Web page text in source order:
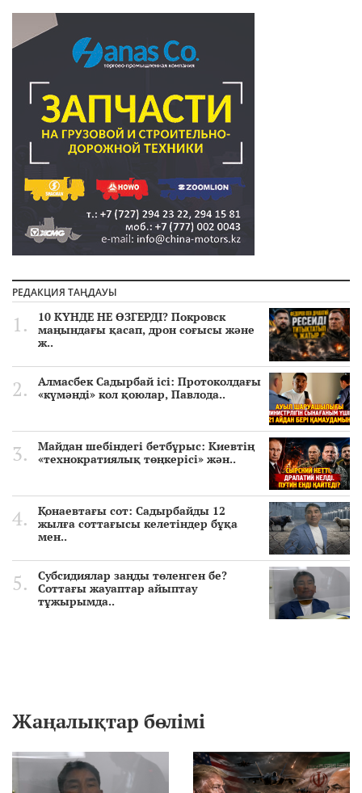
РЕДАКЦИЯ ТАҢДАУЫ
10 КҮНДЕ НЕ ӨЗГЕРДІ? Покровск
маңындағы қасап, дрон соғысы және
ж..
Алмасбек Садырбай ісі: Протоколдағы
«күмәнді» кол қоюлар, Павлода..
Майдан шебіндегі бетбұрыс: Киевтің
«технократиялық төңкерісі» жән..
Қонаевтағы сот: Садырбайды 12
жылға соттағысы келетіндер бұқа
мен..
Субсидиялар заңды төленген бе?
Соттағы жауаптар айыптау
тұжырымда..
Жаңалықтар бөлімі